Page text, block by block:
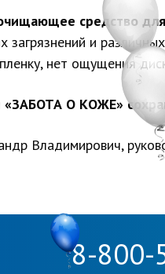
средство
загрязнений и
нет ощущения
«ЗАБОТА О КОЖЕ»
Владимирович,
8-800-